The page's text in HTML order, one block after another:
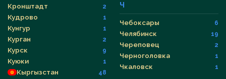
Кронштадт 2
Кудрово 1
Кунгур 1
Курган 2
Курск 9
Куюки 1
Кыргызстан 48
Ч
Чебоксары 6
Челябинск 19
Череповец 2
Черноголовка 1
Чкаловск 1